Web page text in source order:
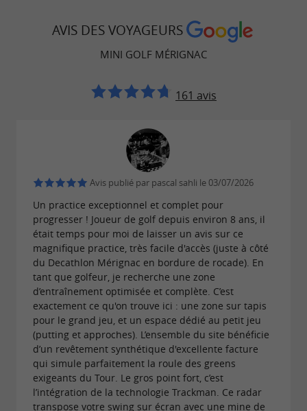
enfants de moins de 12 ans,10 € pour les
5 € seulement pour un
parfait pour les grands-parents qui veulent
réservation nécessairepour les visites en
famille, vous pouvez venir spontanément. Sur
place,glaces, friandises et boissons
fraîchesviennent récompenser les efforts des
petits champions. Ouvert7 jours sur 7 toute
l'année, y compris pendant les vacances
scolaires et les jours fériés.
Anniversaires d'enfants, sorties scolaires
et groupes sur devis
Le Mini-Golf de Mérignac est également
unlieu idéal pour organiser un anniversaire
AVIS DES VOYAGEURS
MINI GOLF MÉRIGNAC
161 avis
Avis publié par pascal sahli le 03/07/2026
Un practice exceptionnel et complet pour
progresser ! Joueur de golf depuis environ 8 ans, il
était temps pour moi de laisser un avis sur ce
magnifique practice, très facile d'accès (juste à côté
du Decathlon Mérignac en bordure de rocade). En
tant que golfeur, je recherche une zone
d’entraînement optimisée et complète. C’est
exactement ce qu'on trouve ici : une zone sur tapis
pour le grand jeu, et un espace dédié au petit jeu
(putting et approches). L’ensemble du site bénéficie
d’un revêtement synthétique d'excellente facture
qui simule parfaitement la roule des greens
exigeants du Tour. Le gros point fort, c’est
l’intégration de la technologie Trackman. Ce radar
transpose votre swing sur écran avec une mine de